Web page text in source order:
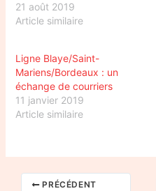
21 août 2019
Article similaire
Ligne Blaye/Saint-
Mariens/Bordeaux : un
échange de courriers
11 janvier 2019
Article similaire
PRÉCÉDENT